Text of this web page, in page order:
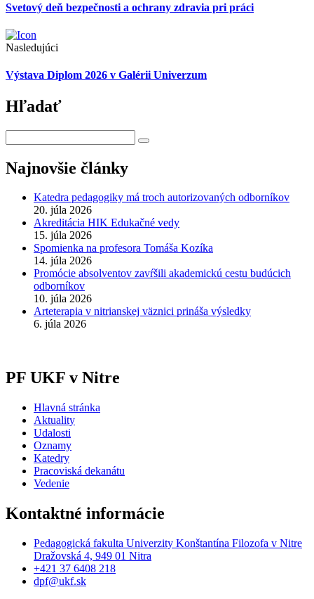
Svetový deň bezpečnosti a ochrany zdravia pri práci
Nasledujúci
Výstava Diplom 2026 v Galérii Univerzum
Hľadať
Najnovšie články
Katedra pedagogiky má troch autorizovaných odborníkov
20. júla 2026
Akreditácia HIK Edukačné vedy
15. júla 2026
Spomienka na profesora Tomáša Kozíka
14. júla 2026
Promócie absolventov zavŕšili akademickú cestu budúcich
odborníkov
10. júla 2026
Arteterapia v nitrianskej väznici prináša výsledky
6. júla 2026
PF UKF v Nitre
Hlavná stránka
Aktuality
Udalosti
Oznamy
Katedry
Pracoviská dekanátu
Vedenie
Kontaktné informácie
Pedagogická fakulta Univerzity Konštantína Filozofa v Nitre
Dražovská 4, 949 01 Nitra
+421 37 6408 218
dpf@ukf.sk